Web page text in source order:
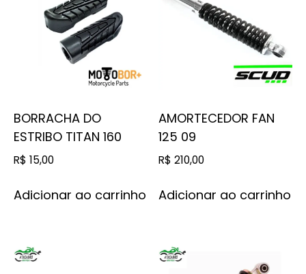
BORRACHA DO
ESTRIBO TITAN 160
R$ 15,00
Adicionar ao carrinho
AMORTECEDOR FAN
125 09
R$ 210,00
Adicionar ao carrinho